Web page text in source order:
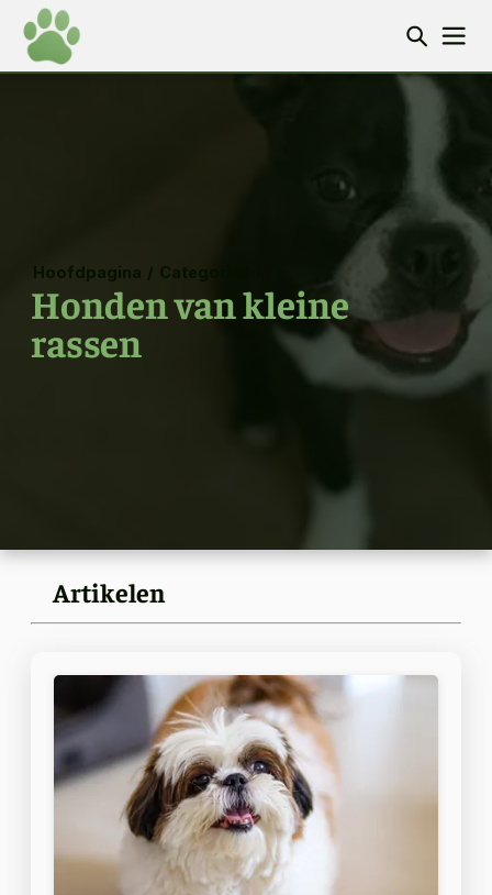
Hoofdpagina / Categorieën
Honden van kleine
rassen
Artikelen